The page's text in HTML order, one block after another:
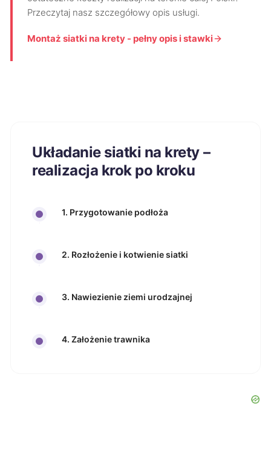
Przeczytaj nasz szczegółowy opis usługi.
Montaż siatki na krety - pełny opis i stawki
Układanie siatki na krety –
realizacja krok po kroku
1. Przygotowanie podłoża
2. Rozłożenie i kotwienie siatki
3. Nawiezienie ziemi urodzajnej
4. Założenie trawnika